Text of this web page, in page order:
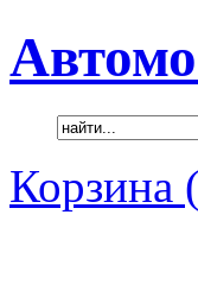
Корзина (